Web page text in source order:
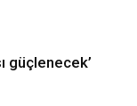
güçlenecek’